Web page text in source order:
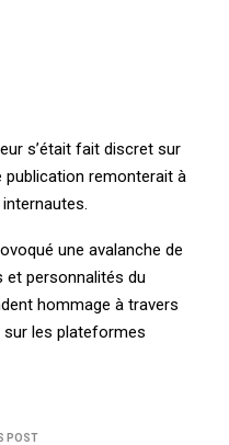
s’était fait discret sur
publication remonterait à
une avalanche de
et personnalités du
hommage à travers
sur les plateformes
POST